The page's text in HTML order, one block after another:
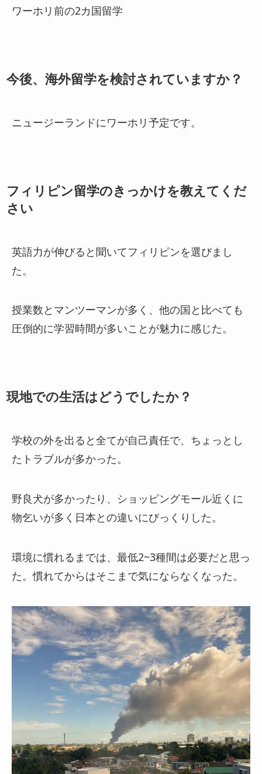
ワーホリ前の2カ国留学
今後、海外留学を検討されていますか？
ニュージーランドにワーホリ予定です。
フィリピン留学のきっかけを教えてくだ
さい
英語力が伸びると聞いてフィリピンを選びまし
た。
授業数とマンツーマンが多く、他の国と比べても
圧倒的に学習時間が多いことが魅力に感じた。
現地での生活はどうでしたか？
学校の外を出ると全てが自己責任で、ちょっとし
たトラブルが多かった。
野良犬が多かったり、ショッピングモール近くに
物乞いが多く日本との違いにびっくりした。
環境に慣れるまでは、最低2~3種間は必要だと思っ
た。慣れてからはそこまで気にならなくなった。